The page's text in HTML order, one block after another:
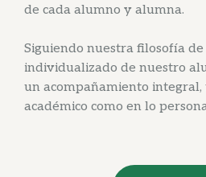
de cada alumno y alumna.
Siguiendo nuestra filosofía
individualizado de nuestro
un acompañamiento integral,
académico como en lo